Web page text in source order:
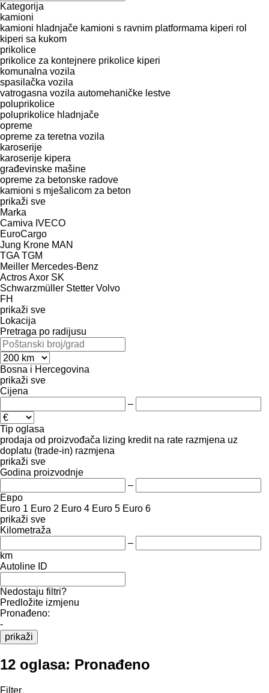
Kategorija
kamioni
kamioni hladnjače kamioni s ravnim platformama kiperi rol
kiperi sa kukom
prikolice
prikolice za kontejnere prikolice kiperi
komunalna vozila
spasilačka vozila
vatrogasna vozila automehaničke lestve
poluprikolice
poluprikolice hladnjače
opreme
оpremе za teretna vozila
karoserije
karoserije kipera
građevinske mašine
opreme za betonske radove
kamioni s mješalicom za beton
prikaži sve
Marka
Camiva IVECO
EuroCargo
Jung Krone MAN
TGA TGM
Meiller Mercedes-Benz
ActrosAxor SK
Schwarzmüller Stetter Volvo
FH
prikaži sve
Lokacija
Pretraga po radijusu
Bosna i Hercegovina
prikaži sve
Cijena
–
Tip oglasa
prodaja od proizvođača lizing kredit na rate razmjena uz
doplatu (trade-in) razmjena
prikaži sve
Godina proizvodnje
–
Евро
Euro 1 Euro 2 Euro 4 Euro 5 Euro 6
prikaži sve
Kilometraža
–
km
Autoline ID
Nedostaju filtri?
Predložite izmjenu
Pronađeno:
-
prikaži
12 oglasa: Pronađeno
Filter